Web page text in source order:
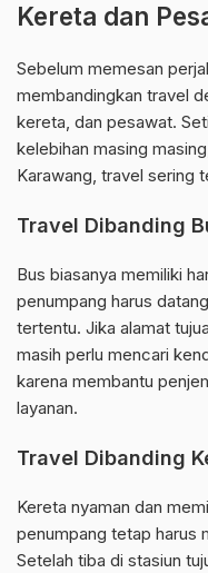
Kereta dan
Sebelum memesan
membandingkan travel
kereta, dan pesawat.
kelebihan masing
Karawang, travel sering
Travel Dibanding
Bus biasanya memiliki
penumpang harus
tertentu. Jika alamat
masih perlu mencari
karena membantu
layanan.
Travel Dibanding
Kereta nyaman dan
penumpang tetap harus
Setelah tiba di stasiun